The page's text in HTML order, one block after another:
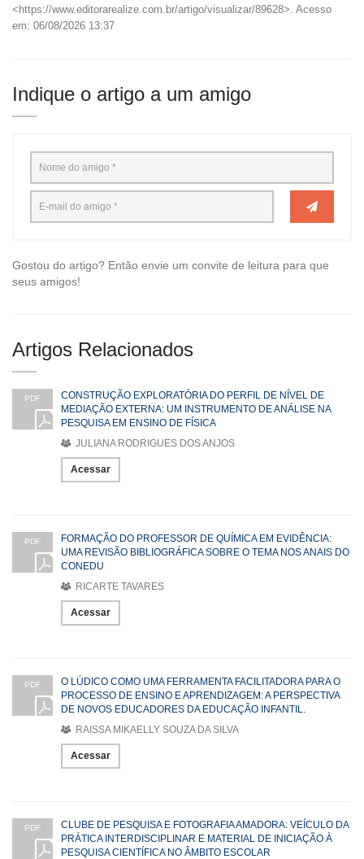
<https://www.editorarealize.com.br/artigo/visualizar/89628>. Acesso
em: 06/08/2026 13:37
Indique o artigo a um amigo
Gostou do artigo? Então envie um convite de leitura para que
seus amigos!
Artigos Relacionados
PDF
CONSTRUÇÃO EXPLORATÓRIA DO PERFIL DE NÍVEL DE
MEDIAÇÃO EXTERNA: UM INSTRUMENTO DE ANÁLISE NA
PESQUISA EM ENSINO DE FÍSICA
JULIANA RODRIGUES DOS ANJOS
Acessar
PDF
FORMAÇÃO DO PROFESSOR DE QUÍMICA EM EVIDÊNCIA:
UMA REVISÃO BIBLIOGRÁFICA SOBRE O TEMA NOS ANAIS DO
CONEDU
RICARTE TAVARES
Acessar
PDF
O LÚDICO COMO UMA FERRAMENTA FACILITADORA PARA O
PROCESSO DE ENSINO E APRENDIZAGEM: A PERSPECTIVA
DE NOVOS EDUCADORES DA EDUCAÇÃO INFANTIL.
RAISSA MIKAELLY SOUZA DA SILVA
Acessar
PDF
CLUBE DE PESQUISA E FOTOGRAFIA AMADORA: VEÍCULO DA
PRÁTICA INTERDISCIPLINAR E MATERIAL DE INICIAÇÃO À
PESQUISA CIENTÍFICA NO ÂMBITO ESCOLAR